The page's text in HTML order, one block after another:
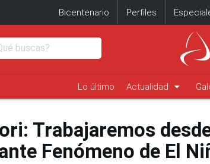
Bicentenario Perfiles
Lo último Actualidad arrow_drop_down
Trabajaremos
Fenómeno de El